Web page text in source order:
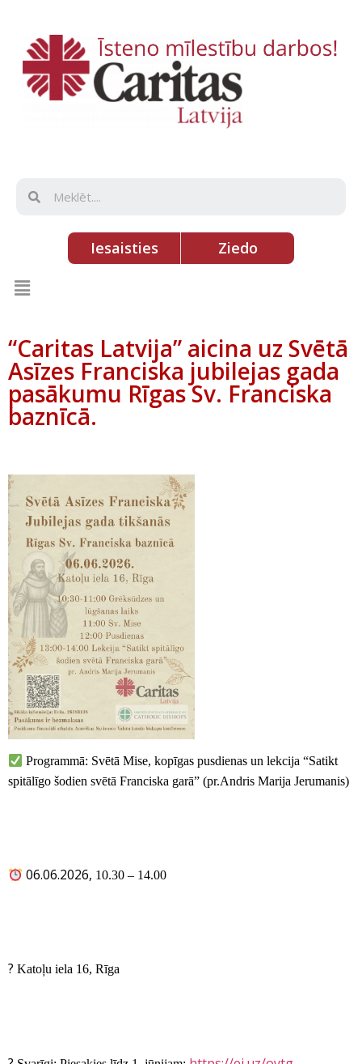
Iesaisties Ziedo
“Caritas Latvija” aicina uz Svētā
Asīzes Franciska jubilejas gada
pasākumu Rīgas Sv. Franciska
baznīcā.
Programmā: Svētā Mise, kopīgas pusdienas un lekcija “Satikt
spitālīgo šodien svētā Franciska garā” (pr.Andris Marija Jerumanis)
06.06.2026, 10.30 – 14.00
? Katoļu iela 16, Rīga